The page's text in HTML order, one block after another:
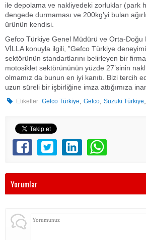
ile depolama ve nakliyedeki zorluklar (park
dengede durmaması ve 200kg’yi bulan
ürünün kendisi.
Gefco Türkiye Genel Müdürü ve Orta-Doğu
VİLLA konuyla ilgili, ”Gefco Türkiye
sektörünün standartlarını belirleyen bir
motosiklet sektörününün yüzde 27’sinin
olmamız da bunun en iyi kanıtı. Bizi tercih
uzun süreli bir işbirliğine imza attığımıza
Etiketler: Gefco Türkiye,Gefco,Suzuki Türkiye
Yorumlar